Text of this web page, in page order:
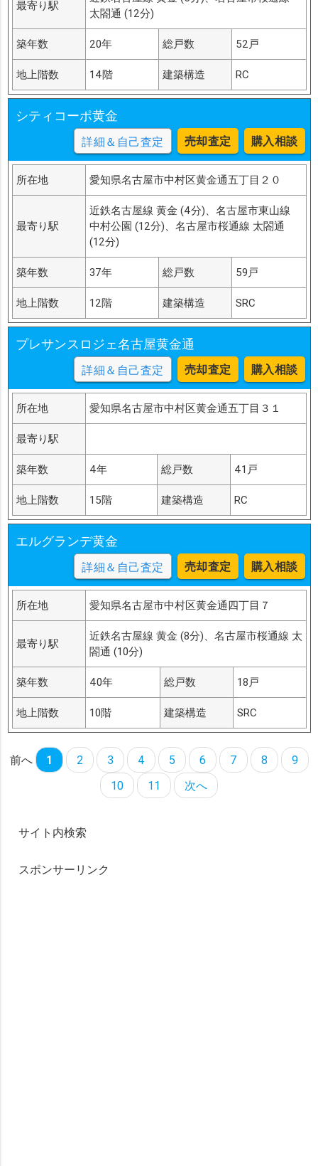
最寄り駅
太閤通 (12分)
築年数 20年 総戸数 52戸
地上階数 14階 建築構造 RC
シティコーポ黄金
詳細＆自己査定 売却査定 購入相談
所在地 愛知県名古屋市中村区黄金通五丁目２０
最寄り駅
近鉄名古屋線 黄金 (4分)、名古屋市東山線
中村公園 (12分)、名古屋市桜通線 太閤通
(12分)
築年数 37年 総戸数 59戸
地上階数 12階 建築構造 SRC
プレサンスロジェ名古屋黄金通
詳細＆自己査定 売却査定 購入相談
所在地 愛知県名古屋市中村区黄金通五丁目３１
最寄り駅
築年数 4年 総戸数 41戸
地上階数 15階 建築構造 RC
エルグランデ黄金
詳細＆自己査定 売却査定 購入相談
所在地 愛知県名古屋市中村区黄金通四丁目７
最寄り駅
近鉄名古屋線 黄金 (8分)、名古屋市桜通線 太
閤通 (10分)
築年数 40年 総戸数 18戸
地上階数 10階 建築構造 SRC
前へ 1 2 3 4 5 6 7 8
9
10
11 次へ
サイト内検索
スポンサーリンク